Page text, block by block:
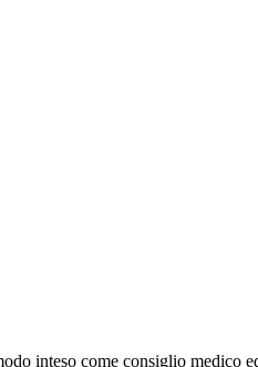
inteso come consiglio medico